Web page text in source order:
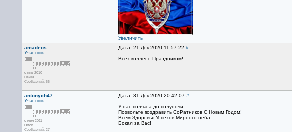
Увеличить
amadeos
Участник
с янв 2010
Пенза
Сообщений: 66
Дата: 21 Дек 2020 11:57:22 #
Всех коллег с Праздником!
antonych47
Участник
с июл 2011
Омск
Сообщений: 27
Дата: 31 Дек 2020 20:42:07 #
У нас полчаса до полуночи.
Позвольте поздравить СоРатников С Новым Годом!
Всем Здоровья Успехов Мирного неба.
Бокал за Вас!